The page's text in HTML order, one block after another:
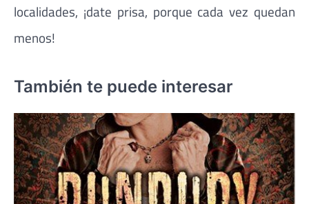
localidades, ¡date prisa, porque cada vez quedan
menos!
También te puede interesar